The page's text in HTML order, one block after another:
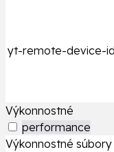
yt-remote-device-id
Výkonnostné
performance
Výkonnostné